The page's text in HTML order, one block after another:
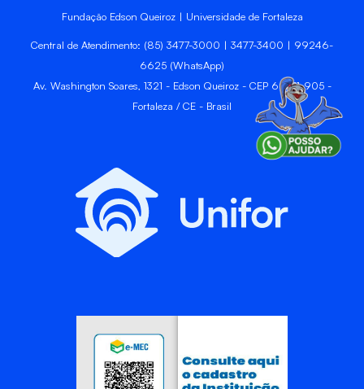
Fundação Edson Queiroz | Universidade de Fortaleza
Central de Atendimento: (85) 3477-3000 | 3477-3400 | 99246-
6625 (WhatsApp)
Av. Washington Soares, 1321 - Edson Queiroz - CEP 60811-905 -
Fortaleza / CE - Brasil